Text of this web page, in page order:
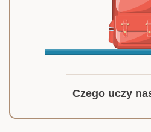
Czego uczy